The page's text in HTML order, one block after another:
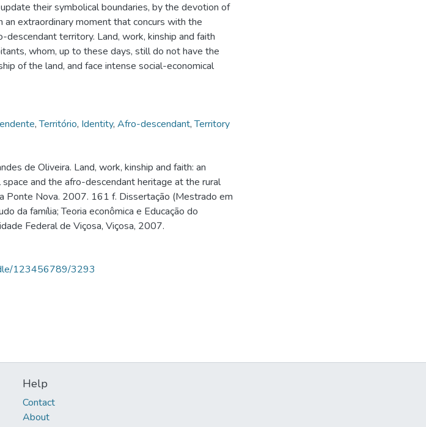
their symbolical boundaries, by the devotion of
an extraordinary moment that concurs with the
descendant territory. Land, work, kinship and faith
whom, up to these days, still do not have the
of the land, and face intense social-economical
,Território, Identity, Afro-descendant,Territory
de Oliveira. Land, work, kinship and faith: an
space and the afro-descendant heritage at the rural
Ponte Nova. 2007. 161 f. Dissertação (Mestrado em
da família; Teoria econômica e Educação do
Federal de Viçosa, Viçosa, 2007.
123456789/3293
Help
Contact
About